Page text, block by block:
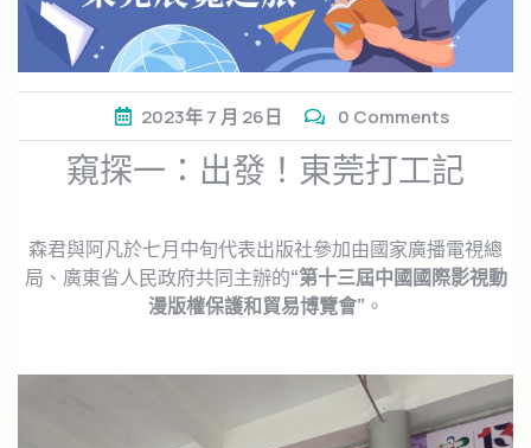
2023年 7 月 26日 0 Comments
窺探一：出發！東莞打工記
森君與阿凡於七月中旬代表出版社參加由國家廣播電視總
局、廣東省人民政府共同主辦的“第十三屆中國國際影視動
漫版權保護和貿易博覽會” 。